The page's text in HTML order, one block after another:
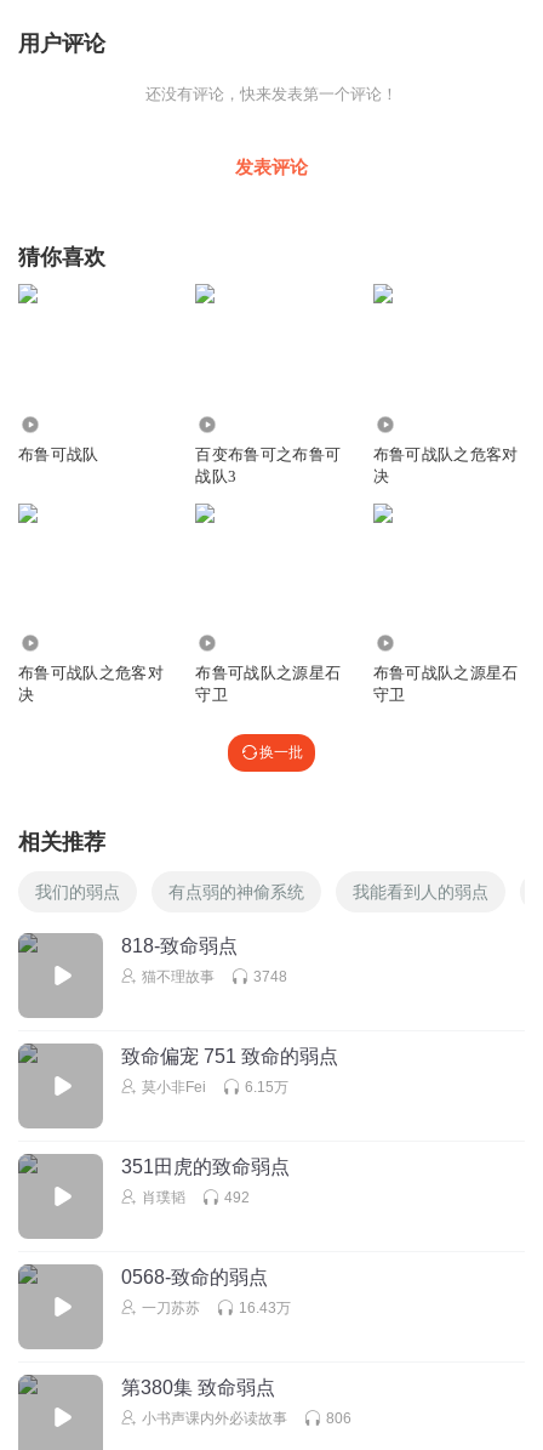
用户评论
还没有评论，快来发表第一个评论！
发表评论
猜你喜欢
布鲁可战队
百变布鲁可之布鲁可
战队3
布鲁可战队之危客对
决
布鲁可战队之危客对
决
布鲁可战队之源星石
守卫
布鲁可战队之源星石
守卫
换一批
相关推荐
我们的弱点 有点弱的神偷系统 我能看到人的弱点
818-致命弱点
猫不理故事 3748
致命偏宠 751 致命的弱点
莫小非Fei 6.15万
351田虎的致命弱点
肖璞韬 492
0568-致命的弱点
一刀苏苏 16.43万
第380集 致命弱点
小书声课内外必读故事 806